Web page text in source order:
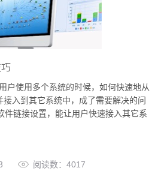
使用多个系统的时候，如何快速地从
入到其它系统中，成了需要解决的问
件链接设置，能让用户快速接入其它系
阅读数：4017